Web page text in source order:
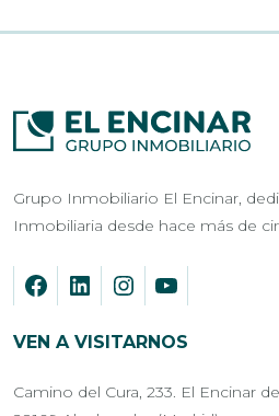
Grupo Inmobiliario El Encinar,
Inmobiliaria desde hace más de
VEN A VISITARNOS
Camino del Cura, 233. El Encinar